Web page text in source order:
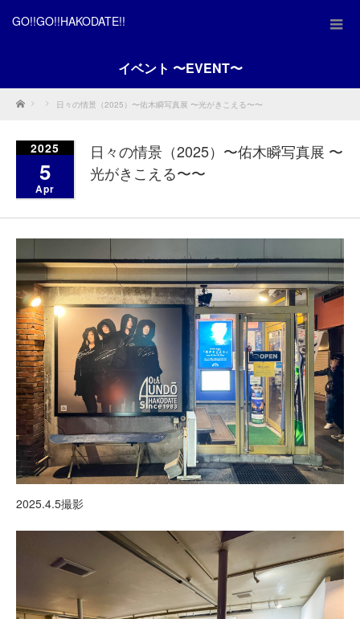
GO!!GO!!HAKODATE!!
イベント 〜EVENT〜
Home 日々の情景（2025）〜佑木瞬写真展 〜光がきこえる〜〜
2025
5
Apr
日々の情景（2025）〜佑木瞬写真展 〜
光がきこえる〜〜
2025.4.5撮影